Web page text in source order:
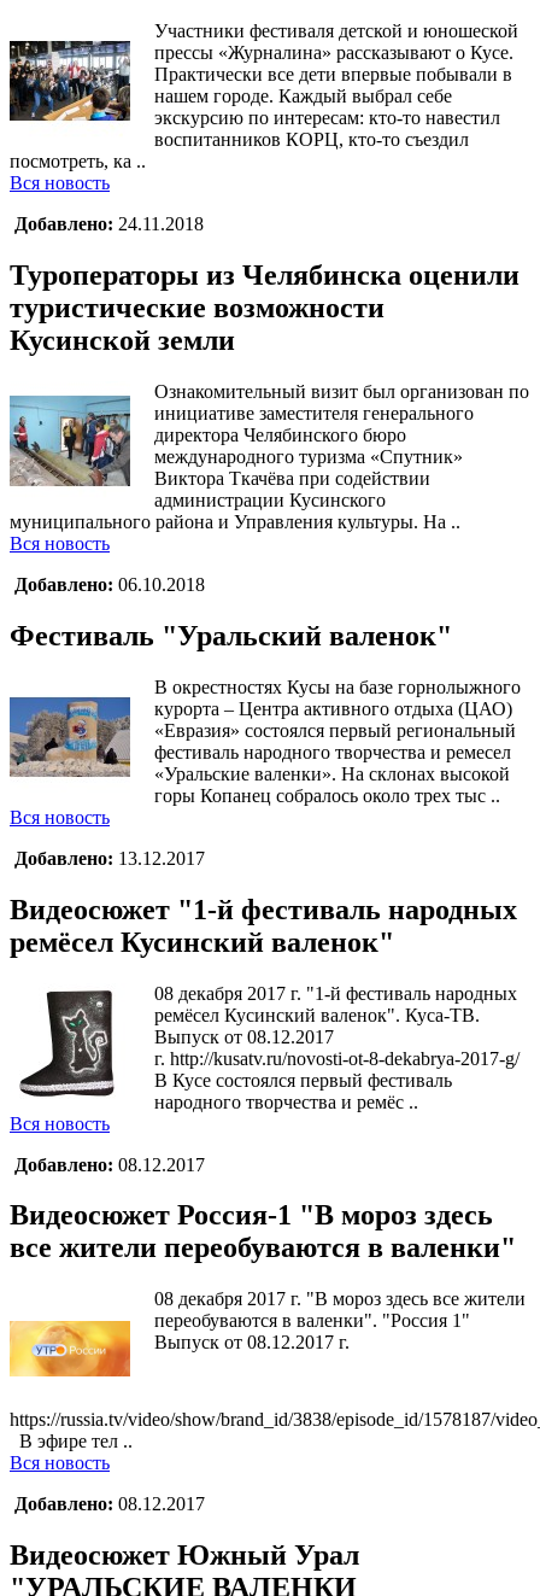
Участники фестиваля детской и юношеской
прессы «Журналина» рассказывают о Кусе.
Практически все дети впервые побывали в
нашем городе. Каждый выбрал себе
экскурсию по интересам: кто-то навестил
воспитанников КОРЦ, кто-то съездил
посмотреть, ка ..
Вся новость
Добавлено: 24.11.2018
Туроператоры из Челябинска оценили
туристические возможности
Кусинской земли
Ознакомительный визит был организован по
инициативе заместителя генерального
директора Челябинского бюро
международного туризма «Спутник»
Виктора Ткачёва при содействии
администрации Кусинского
муниципального района и Управления культуры. На ..
Вся новость
Добавлено: 06.10.2018
Фестиваль "Уральский валенок"
В окрестностях Кусы на базе горнолыжного
курорта – Центра активного отдыха (ЦАО)
«Евразия» состоялся первый региональный
фестиваль народного творчества и ремесел
«Уральские валенки». На склонах высокой
горы Копанец собралось около трех тыс ..
Вся новость
Добавлено: 13.12.2017
Видеосюжет "1-й фестиваль народных
ремёсел Кусинский валенок"
08 декабря 2017 г. "1-й фестиваль народных
ремёсел Кусинский валенок". Куса-ТВ.
Выпуск от 08.12.2017
г. http://kusatv.ru/novosti-ot-8-dekabrya-2017-g/
В Кусе состоялся первый фестиваль
народного творчества и ремёс ..
Вся новость
Добавлено: 08.12.2017
Видеосюжет Россия-1 "В мороз здесь
все жители переобуваются в валенки"
08 декабря 2017 г. "В мороз здесь все жители
переобуваются в валенки". "Россия 1"
Выпуск от 08.12.2017 г.
https://russia.tv/video/show/brand_id/3838/episode_id/1578187/
В эфире тел ..
Вся новость
Добавлено: 08.12.2017
Видеосюжет Южный Урал
"УРАЛЬСКИЕ ВАЛЕНКИ